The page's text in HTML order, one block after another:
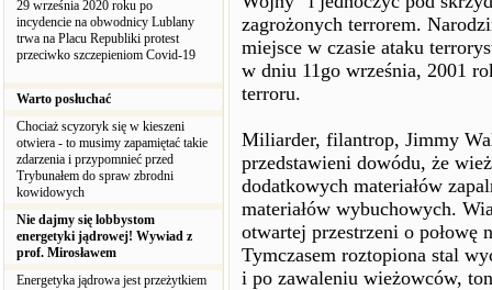
29 września 2020 roku po
incydencie na obwodnicy Lublany
trwa na Placu Republiki protest
przeciwko szczepieniom Covid-19
Warto posłuchać
Chociaż scyzoryk się w kieszeni
otwiera - to musimy zapamiętać takie
zdarzenia i przypomnieć przed
Trybunałem do spraw zbrodni
kowidowych
Nie dajmy się lobbystom
energetyki jądrowej! Wywiad z
prof. Mirosławem
Energetyka jądrowa jest przeżytkiem
zagrożonych terrorem.
miejsce w czasie ataku
w dniu 11go września, 2001
terroru.
Miliarder, filantrop, Jimmy
przedstawieni dowódu, że
dodatkowych materiałów
materiałów wybuchowych.
otwartej przestrzeni o połowę
Tymczasem roztopiona stal
i po zawaleniu wieżowców,